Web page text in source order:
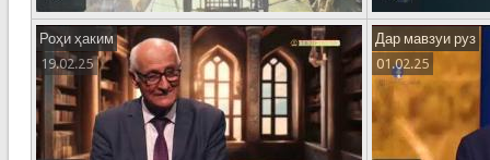
Роҳи ҳаким
19.02.25
Дар мавзуи руз
01.02.25